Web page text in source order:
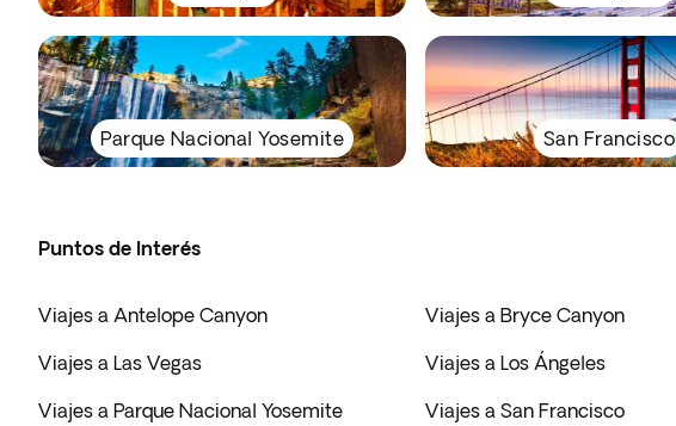
Parque Nacional Yosemite San Francisco
Puntos de Interés
Viajes a Antelope Canyon Viajes a Bryce Canyon
Viajes a Las Vegas Viajes a Los Ángeles
Viajes a Parque Nacional Yosemite Viajes a San Francisco